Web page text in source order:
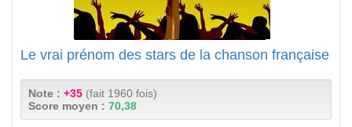
Le vrai prénom des stars de la chanson française
Note : +35 (fait 1960 fois)
Score moyen : 70,38